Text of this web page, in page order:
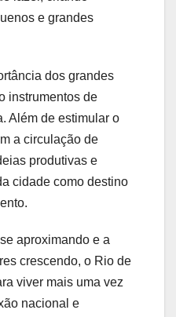
e grandes
dos grandes
instrumentos de
Além de estimular o
a circulação de
produtivas e
cidade como destino
aproximando e a
crescendo, o Rio de
viver mais uma vez
nacional e